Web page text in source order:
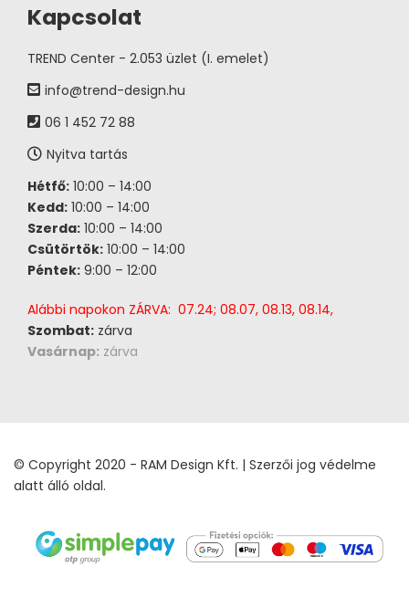
Kapcsolat
TREND Center - 2.053 üzlet (I. emelet)
info@trend-design.hu
06 1 452 72 88
Nyitva tartás
Hétfő: 10:00 – 14:00
Kedd: 10:00 – 14:00
Szerda: 10:00 – 14:00
Csütörtök: 10:00 – 14:00
Péntek: 9:00 – 12:00
Alábbi napokon ZÁRVA: 07.24; 08.07, 08.13, 08.14,
Szombat: zárva
Vasárnap: zárva
© Copyright 2020 - RAM Design Kft. | Szerzői jog védelme
alatt álló oldal.